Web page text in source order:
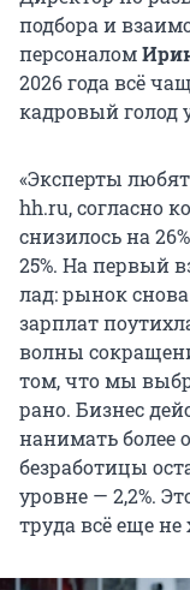
подбора и
персоналом
2026 года всё
кадровый голод
«Эксперты
hh.ru, согласно
снизилось на
25%. На первый
лад: рынок снова
зарплат
волны
том, что мы
рано. Бизнес
нанимать более
безработицы
уровне — 2,2%.
труда всё еще не